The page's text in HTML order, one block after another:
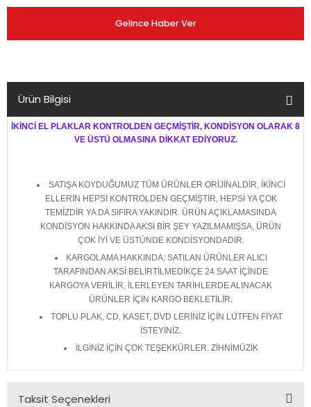
Gelince Haber Ver
Ürün Bilgisi
İKİNCİ EL PLAKLAR KONTROLDEN GEÇMİŞTİR, KONDİSYON OLARAK 8
VE ÜSTÜ OLMASINA DİKKAT EDİYORUZ.
SATIŞA KOYDUĞUMUZ TÜM ÜRÜNLER ORİJİNALDİR, İKİNCİ
ELLERİN HEPSİ KONTROLDEN GEÇMİŞTİR, HEPSİ YA ÇOK
TEMİZDİR YA DA SIFIRA YAKINDIR. ÜRÜN AÇIKLAMASINDA
KONDİSYON HAKKINDA AKSİ BİR ŞEY YAZILMAMIŞSA, ÜRÜN
ÇOK İYİ VE ÜSTÜNDE KONDİSYONDADIR.
KARGOLAMA HAKKINDA; SATILAN ÜRÜNLER ALICI
TARAFINDAN AKSİ BELİRTİLMEDİKÇE 24 SAAT İÇİNDE
KARGOYA VERİLİR, İLERLEYEN TARİHLERDE ALINACAK
ÜRÜNLER İÇİN KARGO BEKLETİLİR.
TOPLU PLAK, CD, KASET, DVD LERİNİZ İÇİN LÜTFEN FİYAT
İSTEYİNİZ.
İLGİNİZ İÇİN ÇOK TEŞEKKÜRLER. ZİHNİMÜZİK
Taksit Seçenekleri